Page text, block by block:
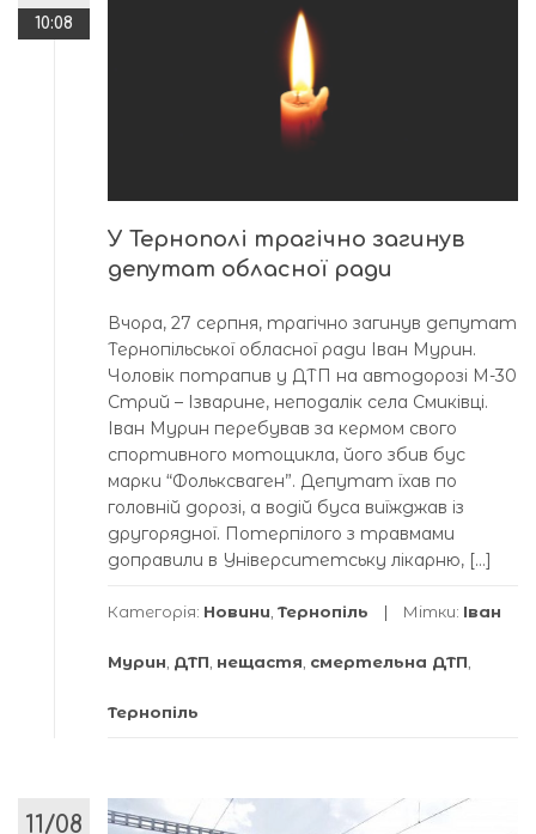
10:08
У Тернополі трагічно загинув
депутат обласної ради
Вчора, 27 серпня, трагічно загинув депутат
Тернопільської обласної ради Іван Мурин.
Чоловік потрапив у ДТП на автодорозі М-30
Стрий – Ізварине, неподалік села Смиківці.
Іван Мурин перебував за кермом свого
спортивного мотоцикла, його збив бус
марки “Фольксваген”. Депутат їхав по
головній дорозі, а водій буса виїжджав із
другорядної. Потерпілого з травмами
доправили в Університетську лікарню, […]
Категорія: Новини, Тернопіль Мітки: Іван
Мурин, ДТП, нещастя, смертельна ДТП,
Тернопіль
11/08